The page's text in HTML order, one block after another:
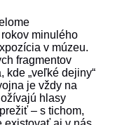
minulého
v múzeu.
fragmentov
kde „veľké dejiny“
je vždy na
hlasy
– s tichom,